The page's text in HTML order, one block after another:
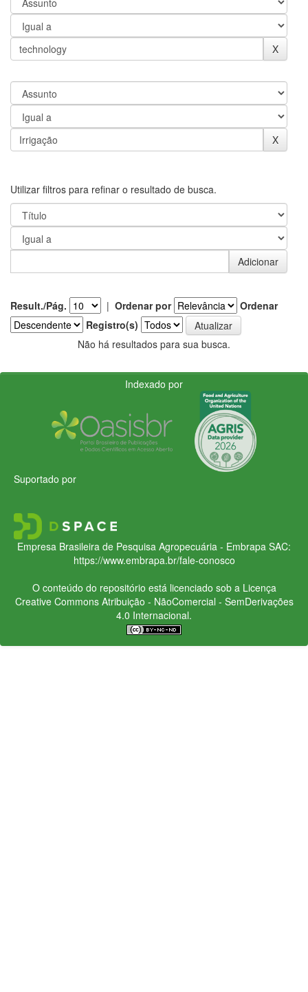
Utilizar filtros para refinar o resultado de busca.
Result./Pág. | Ordenar por
Ordenar
Registro(s)
Não há resultados para sua busca.
Indexado por
Suportado por
Empresa Brasileira de Pesquisa Agropecuária - Embrapa SAC:
https://www.embrapa.br/fale-conosco
O conteúdo do repositório está licenciado sob a Licença
Creative CommonsAtribuição - NãoComercial - SemDerivações
4.0 Internacional.